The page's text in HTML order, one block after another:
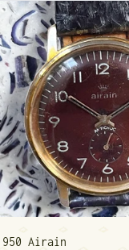
Aviateur
Aviateur
Airain